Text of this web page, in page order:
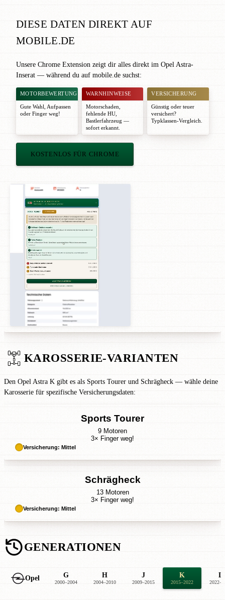
DIESE DATEN DIREKT AUF
MOBILE.DE
Unsere Chrome Extension zeigt dir alles direkt im Opel Astra-
Inserat — während du auf mobile.de suchst:
MOTORBEWERTUNG
Gute Wahl
Aufpassen
oder Finger weg!
WARNHINWEISE
Motorschaden,
fehlende HU,
Bastlerfahrzeug —
sofort erkannt.
VERSICHERUNG
Günstig oder teuer
versichert?
Typklassen-Vergleich.
KOSTENLOS FÜR CHROME
KAROSSERIE-VARIANTEN
Den Opel Astra K gibt es als Sports Tourer und Schrägheck — wähle deine
Karosserie für spezifische Versicherungsdaten:
Sports Tourer
9 Motoren
3× Finger weg!
Versicherung: Mittel
Schrägheck
13 Motoren
3× Finger weg!
Versicherung: Mittel
GENERATIONEN
Opel G
2000–2004
H
2004–2010
J
2009–2015
K
2015–2022
L